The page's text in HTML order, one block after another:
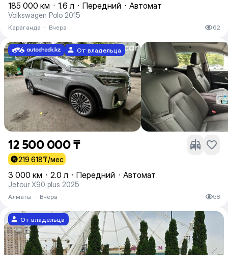
185 000 км · 1.6 л · Передний · Автомат
Volkswagen Polo 2015
Караганда · Вчера 62
От владельца
12 500 000 ₸
219 618₸/мес
3 000 км · 2.0 л · Передний · Автомат
Jetour X90 plus 2025
Алматы · Вчера 58
От владельца